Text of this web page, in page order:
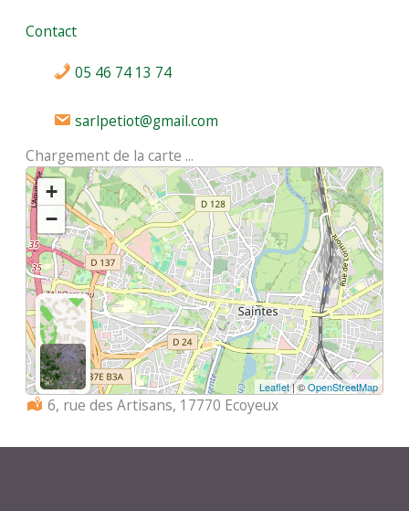
Contact
05 46 74 13 74
sarlpetiot@gmail.com
Chargement de la carte ...
+
−
Leaflet| ©OpenStreetMap
Localisation :
6, rue des Artisans, 17770 Ecoyeux